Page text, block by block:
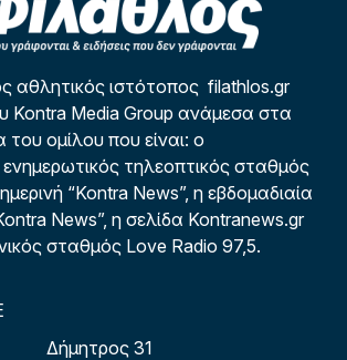
αθλητικός ιστότοπος filathlos.gr
Kontra Media Group ανάμεσα στα
ομίλου που είναι: ο
ενημερωτικός τηλεοπτικός σταθμός
“Kontra News”, η εβδομαδιαία
News”, η σελίδα Kontranews.gr
σταθμός Love Radio 97,5.
Δήμητρος 31